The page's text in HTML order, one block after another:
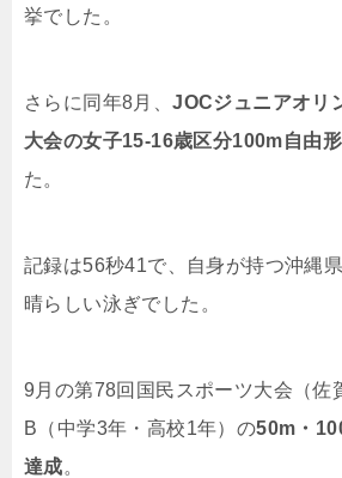
挙でした。
さらに同年8月、JOCジュニアオリ
大会の女子15-16歳区分100m自由
た。
記録は56秒41で、自身が持つ沖縄
晴らしい泳ぎでした。
9月の第78回国民スポーツ大会（佐
B（中学3年・高校1年）の50m・
達成。